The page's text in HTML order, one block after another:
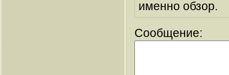
именно обзор.
Сообщение: